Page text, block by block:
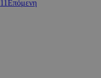
11Επόμενη